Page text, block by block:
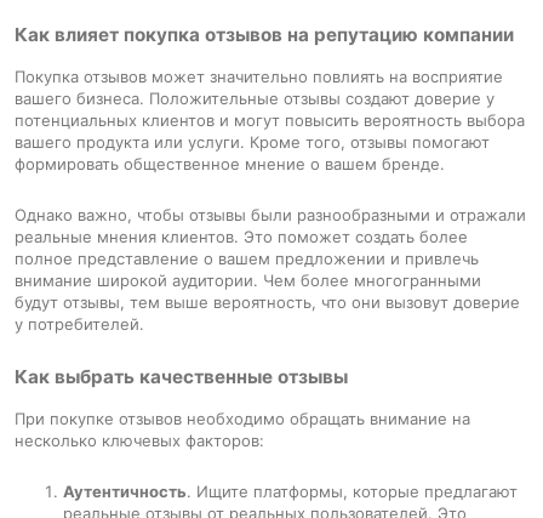
Как влияет покупка отзывов на репутацию компании
Покупка отзывов может значительно повлиять на восприятие
вашего бизнеса. Положительные отзывы создают доверие у
потенциальных клиентов и могут повысить вероятность выбора
вашего продукта или услуги. Кроме того, отзывы помогают
формировать общественное мнение о вашем бренде.
Однако важно, чтобы отзывы были разнообразными и отражали
реальные мнения клиентов. Это поможет создать более
полное представление о вашем предложении и привлечь
внимание широкой аудитории. Чем более многогранными
будут отзывы, тем выше вероятность, что они вызовут доверие
у потребителей.
Как выбрать качественные отзывы
При покупке отзывов необходимо обращать внимание на
несколько ключевых факторов:
Аутентичность. Ищите платформы, которые предлагают
реальные отзывы от реальных пользователей. Это